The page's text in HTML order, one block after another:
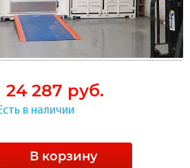
24 287 руб.
в наличии
В корзину